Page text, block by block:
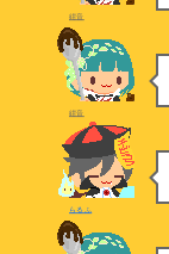
紺音
紺音
らるふ